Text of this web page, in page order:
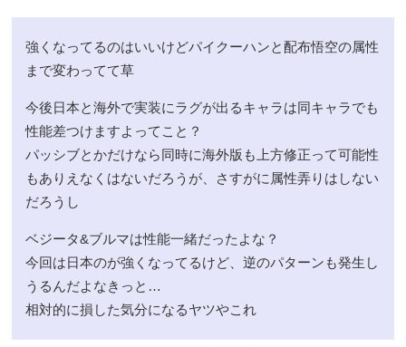
強くなってるのはいいけどパイクーハンと配布悟空の属性
まで変わってて草
今後日本と海外で実装にラグが出るキャラは同キャラでも
性能差つけますよってこと？
パッシブとかだけなら同時に海外版も上方修正って可能性
もありえなくはないだろうが、さすがに属性弄りはしない
だろうし
ベジータ&ブルマは性能一緒だったよな？
今回は日本のが強くなってるけど、逆のパターンも発生し
うるんだよなきっと…
相対的に損した気分になるヤツやこれ